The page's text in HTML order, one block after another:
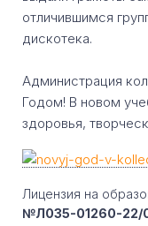
отличившимся
дискотека.
Администрация
Годом! В новом
здоровья,
Лицензия на
№Л035-01260-22/